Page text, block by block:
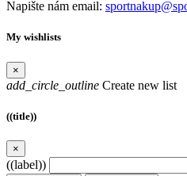
Napište nám email:
My wishlists
×
add_circle_outline Create new list
((title))
×
((label))